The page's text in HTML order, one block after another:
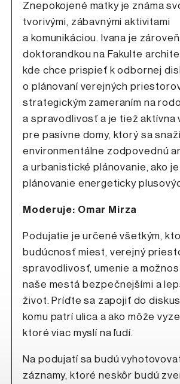
Znepokojené matky je známa
tvorivými, zábavnými aktivitami
a komunikáciou. Ivana je zároveň
doktorandkou na Fakulte
kde chce prispieť k odbornej
o plánovaní verejných
strategickým zameraním na
a spravodlivosť a je tiež aktívna
pre pasívne domy, ktorý sa
environmentálne zodpovednú
a urbanistické plánovanie, ako
plánovanie energeticky
Moderuje: Omar Mirza
Podujatie je určené všetkým,
budúcnosť miest, verejný
spravodlivosť, umenie a
naše mestá bezpečnejšími a
život. Príďte sa zapojiť do
komu patrí ulica a ako môže
ktoré viac myslí na ľudí.
Na podujatí sa budú
záznamy, ktoré neskôr budú